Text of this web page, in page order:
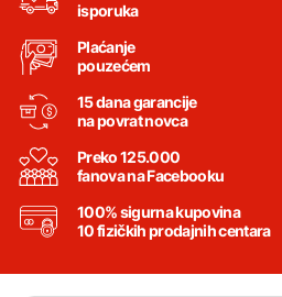
isporuka
Plaćanje
pouzećem
15 dana garancije
na povrat novca
Preko 125.000
fanova na Facebooku
100% sigurna kupovina
10 fizičkih prodajnih centara